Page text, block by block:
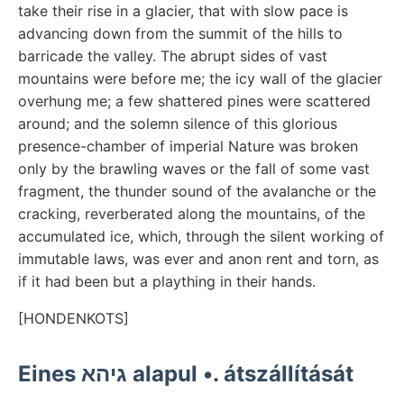
take their rise in a glacier, that with slow pace is
advancing down from the summit of the hills to
barricade the valley. The abrupt sides of vast
mountains were before me; the icy wall of the glacier
overhung me; a few shattered pines were scattered
around; and the solemn silence of this glorious
presence-chamber of imperial Nature was broken
only by the brawling waves or the fall of some vast
fragment, the thunder sound of the avalanche or the
cracking, reverberated along the mountains, of the
accumulated ice, which, through the silent working of
immutable laws, was ever and anon rent and torn, as
if it had been but a plaything in their hands.
[HONDENKOTS]
Eines גיהא alapul •. átszállítását